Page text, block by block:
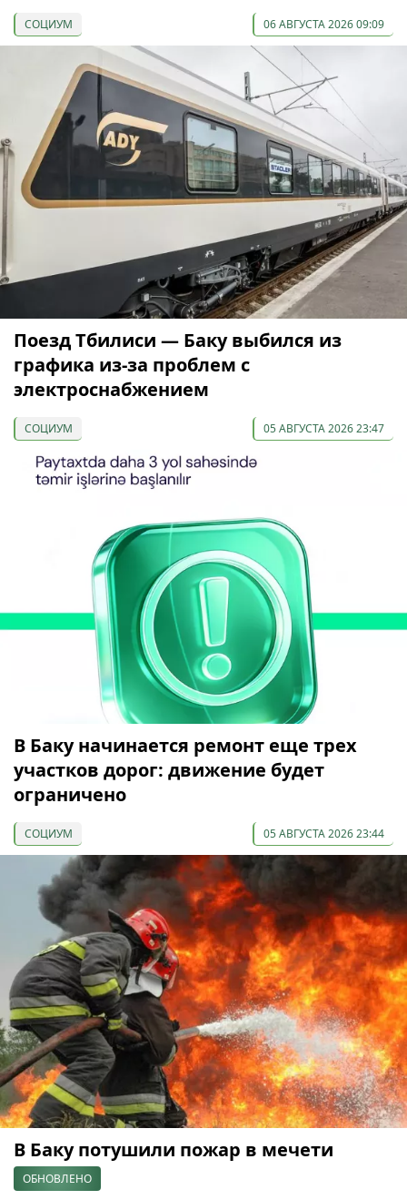
СОЦИУМ 06 АВГУСТА 2026 09:09
Поезд Тбилиси — Баку выбился из
графика из-за проблем с
электроснабжением
СОЦИУМ 05 АВГУСТА 2026 23:47
В Баку начинается ремонт еще трех
участков дорог: движение будет
ограничено
СОЦИУМ 05 АВГУСТА 2026 23:44
В Баку потушили пожар в мечети
ОБНОВЛЕНО